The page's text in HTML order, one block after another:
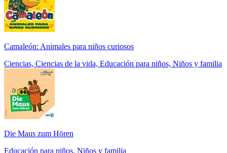
Camaleón: Animales para niños curiosos
Ciencias, Ciencias de la vida, Educación para niños, Niños y familia
Die Maus zum Hören
Educación para niños, Niños y familia